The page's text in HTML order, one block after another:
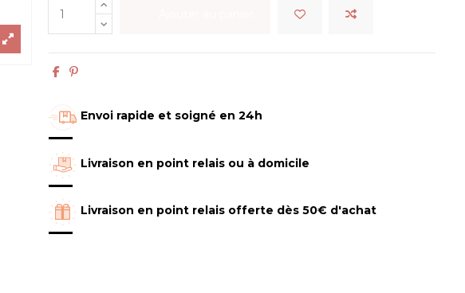
Envoi rapide et soigné en 24h
Livraison en point relais ou à domicile
Livraison en point relais offerte dès 50€ d'achat